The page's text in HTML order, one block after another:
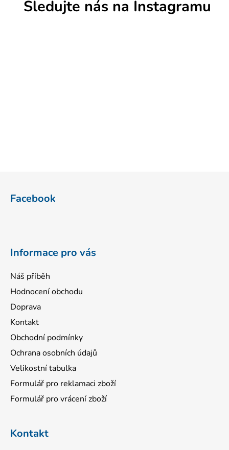
Sledujte nás na Instagramu
Facebook
Informace pro vás
Náš příběh
Hodnocení obchodu
Doprava
Kontakt
Obchodní podmínky
Ochrana osobních údajů
Velikostní tabulka
Formulář pro reklamaci zboží
Formulář pro vrácení zboží
Kontakt